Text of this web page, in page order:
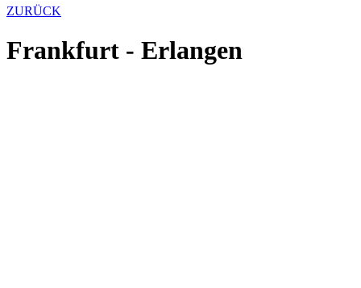
ZURÜCK
Frankfurt - Erlangen